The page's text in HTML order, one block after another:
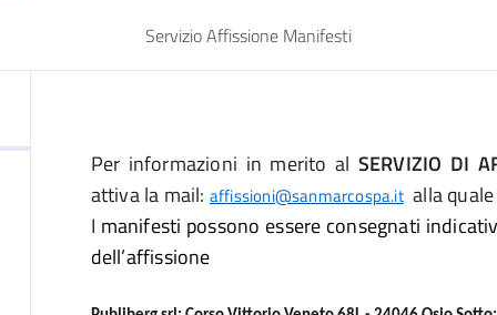
Servizio Affissione Manifesti
Per informazioni in merito al SERVIZIO DI
attiva la mail: affissioni@sanmarcospa.italla quale
I manifesti possono essere consegnati
dell’affissione